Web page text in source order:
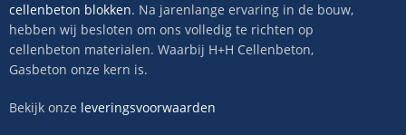
cellenbeton blokken. Na jarenlange ervaring in de bouw,
hebben wij besloten om ons volledig te richten op
cellenbeton materialen. Waarbij H+H Cellenbeton,
Gasbeton onze kern is.
Bekijk onze leveringsvoorwaarden